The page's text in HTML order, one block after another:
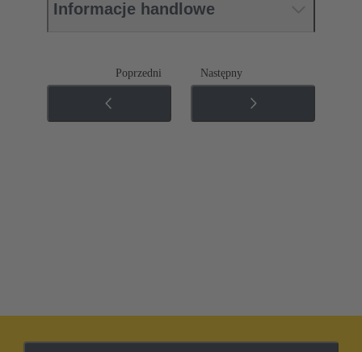
Informacje handlowe
Poprzedni Następny